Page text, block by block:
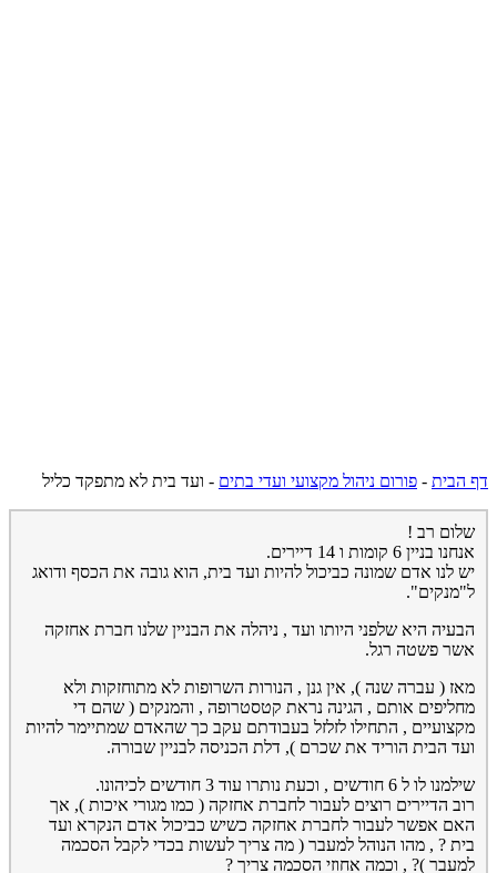
דף הבית - פורום ניהול מקצועי ועדי בתים - ועד בית לא מתפקד כליל
שלום רב !
אנחנו בניין 6 קומות ו 14 דיירים.
יש לנו אדם שמונה כביכול להיות ועד בית, הוא גובה את הכסף ודואג
ל"מנקים".
הבעיה היא שלפני היותו ועד , ניהלה את הבניין שלנו חברת אחזקה
אשר פשטה רגל.
מאז ( עברה שנה ), אין גנן , הנורות השרופות לא מתוחזקות ולא
מחליפים אותם , הגינה נראת קטסטרופה , והמנקים ( שהם די
מקצועיים , התחילו לזלזל בעבודתם עקב כך שהאדם שמתיימר להיות
ועד הבית הוריד את שכרם ), דלת הכניסה לבניין שבורה.
שילמנו לו ל 6 חודשים , וכעת נותרו עוד 3 חודשים לכיהונו.
רוב הדיירים רוצים לעבור לחברת אחזקה ( כמו מגורי איכות ), אך
האם אפשר לעבור לחברת אחזקה כשיש כביכול אדם הנקרא ועד
בית ? , מהו הנוהל למעבר ( מה צריך לעשות בכדי לקבל הסכמה
למעבר )? , וכמה אחוזי הסכמה צריך ?